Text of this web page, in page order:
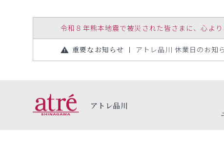
令和８年熊本地震で被災された皆さまに、心よ
重要なお知らせ アトレ品川 休業日のお知
アトレ品川